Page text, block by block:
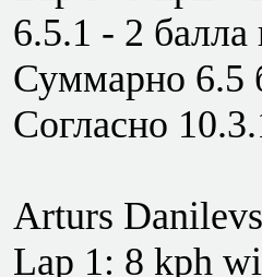
6.5.1 - 2 балла
Суммарно 6.5
Согласно
Arturs
Lap 1: 8 kph